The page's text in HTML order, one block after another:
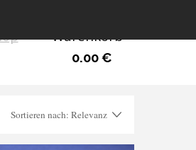
Warenkorb
0.00 €
Sortieren nach: Relevanz